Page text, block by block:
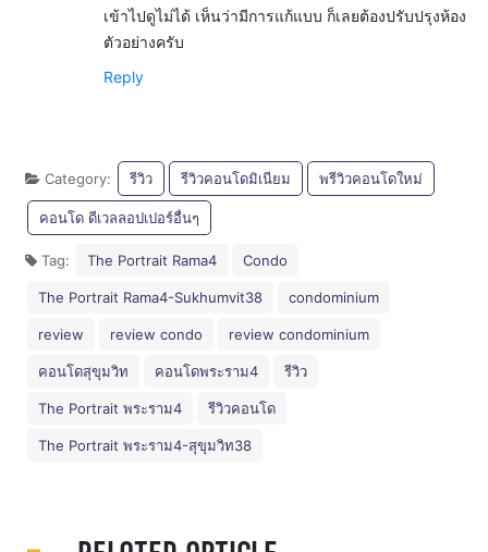
เข้าไปดูไม่ได้ เห็นว่ามีการแก้แบบ ก็เลยต้องปรับปรุงห้อง
ตัวอย่างครับ
Reply
Category: รีวิว รีวิวคอนโดมิเนียม พรีวิวคอนโดใหม่
คอนโด ดีเวลลอปเปอร์อื่นๆ
Tag: The Portrait Rama4 Condo
The Portrait Rama4-Sukhumvit38 condominium
review review condo review condominium
คอนโดสุขุมวิท คอนโดพระราม4 รีวิว
The Portrait พระราม4 รีวิวคอนโด
The Portrait พระราม4-สุขุมวิท38